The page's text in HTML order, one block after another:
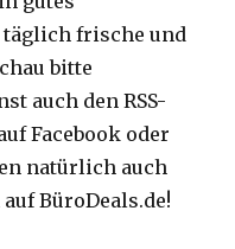
täglich frische und
bitte
auch den RSS-
Facebook oder
natürlich auch
BüroDeals.de!